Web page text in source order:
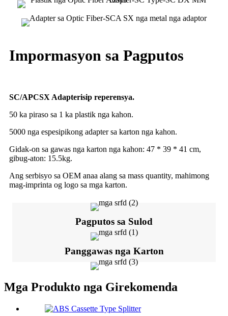
Impormasyon sa Pagputos
SC/APCSX Adapterisip reperensya.
50 ka piraso sa 1 ka plastik nga kahon.
5000 nga espesipikong adapter sa karton nga kahon.
Gidak-on sa gawas nga karton nga kahon: 47 * 39 * 41 cm,
gibug-aton: 15.5kg.
Ang serbisyo sa OEM anaa alang sa mass quantity, mahimong
mag-imprinta og logo sa mga karton.
Pagputos sa Sulod
Panggawas nga Karton
Mga Produkto nga Girekomenda